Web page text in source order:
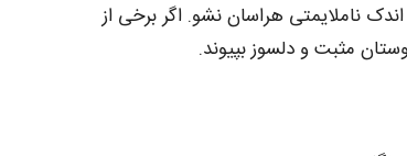
ناملایمتی هراسان نشو. اگر برخی از
مثبت و دلسوز بپیوند.